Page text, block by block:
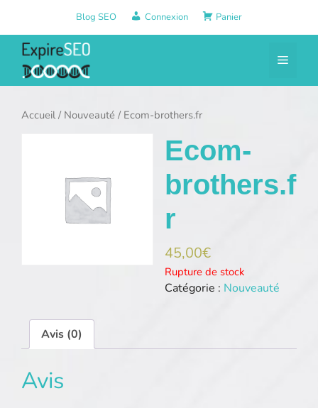
contenu
Blog SEO Connexion Panier
Menu
Accueil/ Nouveauté / Ecom-brothers.fr
Ecom-
brothers.f
r
45,00€
Rupture de stock
Catégorie : Nouveauté
Avis (0)
Avis